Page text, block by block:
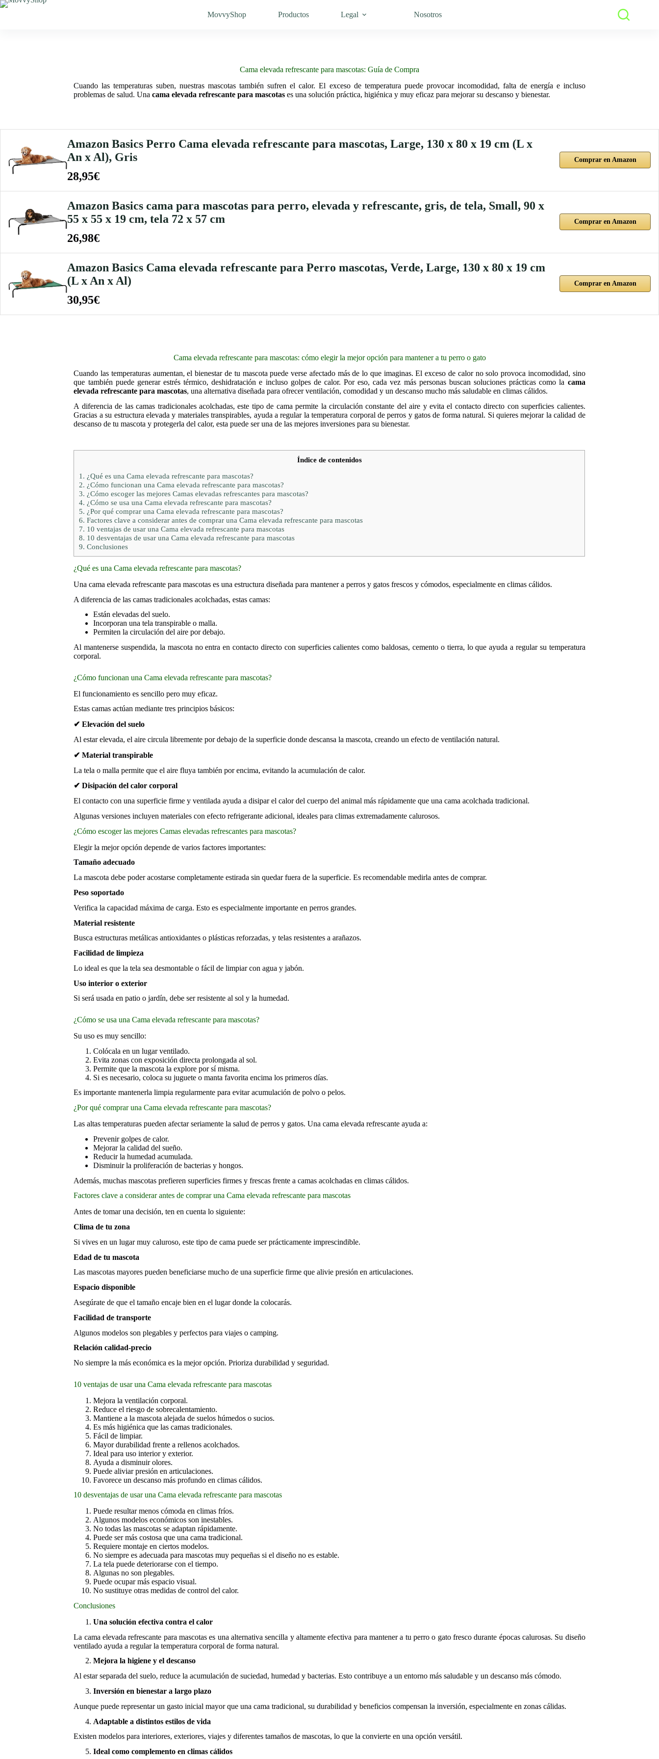
Saltar
MovvyShop Productos Legal Nosotros
Cama elevada refrescante para mascotas: Guía de Compra
Cuando las temperaturas suben, nuestras mascotas también sufren el calor. El exceso de temperatura puede provocar incomodidad, falta de energía e incluso
problemas de salud. Unacama elevada refrescante para mascotas es una solución práctica, higiénica y muy eficaz para mejorar su descanso y bienestar.
Amazon Basics Perro Cama elevada refrescante para mascotas, Large, 130 x 80 x 19 cm (L x
An x Al), Gris
28,95€
Comprar en Amazon
Amazon Basics cama para mascotas para perro, elevada y refrescante, gris, de tela, Small, 90 x
55 x 55 x 19 cm, tela 72 x 57 cm
26,98€
Comprar en Amazon
Amazon Basics Cama elevada refrescante para Perro mascotas, Verde, Large, 130 x 80 x 19 cm
(L x An x Al)
30,95€
Comprar en Amazon
Cama elevada refrescante para mascotas: cómo elegir la mejor opción para mantener a tu perro o gato
Cuando las temperaturas aumentan, el bienestar de tu mascota puede verse afectado más de lo que imaginas. El exceso de calor no solo provoca incomodidad, sino
que también puede generar estrés térmico, deshidratación e incluso golpes de calor. Por eso, cada vez más personas buscan soluciones prácticas como la cama
elevada refrescante para mascotas, una alternativa diseñada para ofrecer ventilación, comodidad y un descanso mucho más saludable en climas cálidos.
A diferencia de las camas tradicionales acolchadas, este tipo de cama permite la circulación constante del aire y evita el contacto directo con superficies calientes.
Gracias a su estructura elevada y materiales transpirables, ayuda a regular la temperatura corporal de perros y gatos de forma natural. Si quieres mejorar la calidad de
descanso de tu mascota y protegerla del calor, esta puede ser una de las mejores inversiones para su bienestar.
Índice de contenidos
1. ¿Qué es una Cama elevada refrescante para mascotas?
2. ¿Cómo funcionan una Cama elevada refrescante para mascotas?
3. ¿Cómo escoger las mejores Camas elevadas refrescantes para mascotas?
4. ¿Cómo se usa una Cama elevada refrescante para mascotas?
5. ¿Por qué comprar una Cama elevada refrescante para mascotas?
6. Factores clave a considerar antes de comprar una Cama elevada refrescante para mascotas
7. 10 ventajas de usar una Cama elevada refrescante para mascotas
8. 10 desventajas de usar una Cama elevada refrescante para mascotas
9. Conclusiones
¿Qué es una Cama elevada refrescante para mascotas?
Una cama elevada refrescante para mascotas es una estructura diseñada para mantener a perros y gatos frescos y cómodos, especialmente en climas cálidos.
A diferencia de las camas tradicionales acolchadas, estas camas:
Están elevadas del suelo.
Incorporan una tela transpirable o malla.
Permiten la circulación del aire por debajo.
Al mantenerse suspendida, la mascota no entra en contacto directo con superficies calientes como baldosas, cemento o tierra, lo que ayuda a regular su temperatura
corporal.
¿Cómo funcionan una Cama elevada refrescante para mascotas?
El funcionamiento es sencillo pero muy eficaz.
Estas camas actúan mediante tres principios básicos:
✔ Elevación del suelo
Al estar elevada, el aire circula libremente por debajo de la superficie donde descansa la mascota, creando un efecto de ventilación natural.
✔ Material transpirable
La tela o malla permite que el aire fluya también por encima, evitando la acumulación de calor.
✔ Disipación del calor corporal
El contacto con una superficie firme y ventilada ayuda a disipar el calor del cuerpo del animal más rápidamente que una cama acolchada tradicional.
Algunas versiones incluyen materiales con efecto refrigerante adicional, ideales para climas extremadamente calurosos.
¿Cómo escoger las mejores Camas elevadas refrescantes para mascotas?
Elegir la mejor opción depende de varios factores importantes:
Tamaño adecuado
La mascota debe poder acostarse completamente estirada sin quedar fuera de la superficie. Es recomendable medirla antes de comprar.
Peso soportado
Verifica la capacidad máxima de carga. Esto es especialmente importante en perros grandes.
Material resistente
Busca estructuras metálicas antioxidantes o plásticas reforzadas, y telas resistentes a arañazos.
Facilidad de limpieza
Lo ideal es que la tela sea desmontable o fácil de limpiar con agua y jabón.
Uso interior o exterior
Si será usada en patio o jardín, debe ser resistente al sol y la humedad.
¿Cómo se usa una Cama elevada refrescante para mascotas?
Su uso es muy sencillo:
Colócala en un lugar ventilado.
Evita zonas con exposición directa prolongada al sol.
Permite que la mascota la explore por sí misma.
Si es necesario, coloca su juguete o manta favorita encima los primeros días.
Es importante mantenerla limpia regularmente para evitar acumulación de polvo o pelos.
¿Por qué comprar una Cama elevada refrescante para mascotas?
Las altas temperaturas pueden afectar seriamente la salud de perros y gatos. Una cama elevada refrescante ayuda a:
Prevenir golpes de calor.
Mejorar la calidad del sueño.
Reducir la humedad acumulada.
Disminuir la proliferación de bacterias y hongos.
Además, muchas mascotas prefieren superficies firmes y frescas frente a camas acolchadas en climas cálidos.
Factores clave a considerar antes de comprar una Cama elevada refrescante para mascotas
Antes de tomar una decisión, ten en cuenta lo siguiente:
Clima de tu zona
Si vives en un lugar muy caluroso, este tipo de cama puede ser prácticamente imprescindible.
Edad de tu mascota
Las mascotas mayores pueden beneficiarse mucho de una superficie firme que alivie presión en articulaciones.
Espacio disponible
Asegúrate de que el tamaño encaje bien en el lugar donde la colocarás.
Facilidad de transporte
Algunos modelos son plegables y perfectos para viajes o camping.
Relación calidad-precio
No siempre la más económica es la mejor opción. Prioriza durabilidad y seguridad.
10 ventajas de usar una Cama elevada refrescante para mascotas
Mejora la ventilación corporal.
Reduce el riesgo de sobrecalentamiento.
Mantiene a la mascota alejada de suelos húmedos o sucios.
Es más higiénica que las camas tradicionales.
Fácil de limpiar.
Mayor durabilidad frente a rellenos acolchados.
Ideal para uso interior y exterior.
Ayuda a disminuir olores.
Puede aliviar presión en articulaciones.
Favorece un descanso más profundo en climas cálidos.
10 desventajas de usar una Cama elevada refrescante para mascotas
Puede resultar menos cómoda en climas fríos.
Algunos modelos económicos son inestables.
No todas las mascotas se adaptan rápidamente.
Puede ser más costosa que una cama tradicional.
Requiere montaje en ciertos modelos.
No siempre es adecuada para mascotas muy pequeñas si el diseño no es estable.
La tela puede deteriorarse con el tiempo.
Algunas no son plegables.
Puede ocupar más espacio visual.
No sustituye otras medidas de control del calor.
Conclusiones
Una solución efectiva contra el calor
La cama elevada refrescante para mascotas es una alternativa sencilla y altamente efectiva para mantener a tu perro o gato fresco durante épocas calurosas. Su diseño
ventilado ayuda a regular la temperatura corporal de forma natural.
Mejora la higiene y el descanso
Al estar separada del suelo, reduce la acumulación de suciedad, humedad y bacterias. Esto contribuye a un entorno más saludable y un descanso más cómodo.
Inversión en bienestar a largo plazo
Aunque puede representar un gasto inicial mayor que una cama tradicional, su durabilidad y beneficios compensan la inversión, especialmente en zonas cálidas.
Adaptable a distintos estilos de vida
Existen modelos para interiores, exteriores, viajes y diferentes tamaños de mascotas, lo que la convierte en una opción versátil.
Ideal como complemento en climas cálidos